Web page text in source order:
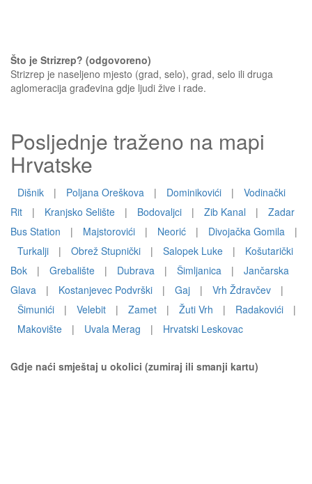
Što je Strizrep? (odgovoreno)
Strizrep je naseljeno mjesto (grad, selo), grad, selo ili druga
aglomeracija građevina gdje ljudi žive i rade.
Posljednje traženo na mapi
Hrvatske
Dišnik | Poljana Oreškova | Dominikovići |
Vodinački
Rit
| Kranjsko Selište | Bodovaljci | Zib Kanal |
Zadar
Bus Station
| Majstorovići | Neorić | Divojačka Gomila
|
Turkalji
| Obrež Stupnički | Salopek Luke |
Košutarički
Bok
| Grebalište | Dubrava | Šimljanica |
Jančarska
Glava
| Kostanjevec Podvrški | Gaj | Vrh Ždravčev
|
Šimunići
| Velebit | Zamet | Žuti Vrh | Radakovići
|
Makovište
| Uvala Merag | Hrvatski Leskovac
Gdje naći smještaj u okolici (zumiraj ili smanji kartu)